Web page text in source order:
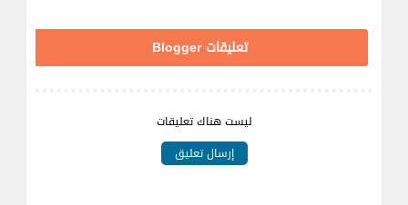
تعليقات Blogger
ليست هناك تعليقات
إرسال تعليق